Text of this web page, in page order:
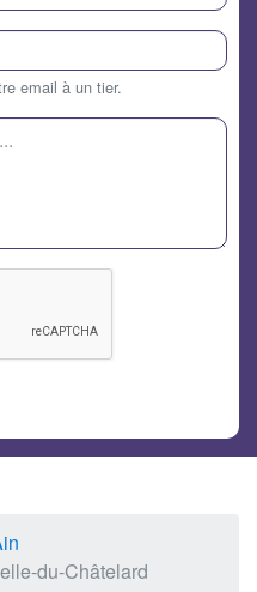
email à un tier.
du-Châtelard